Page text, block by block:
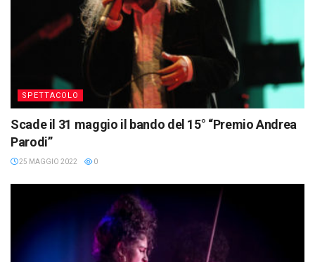
SPETTACOLO
Scade il 31 maggio il bando del 15° “Premio Andrea
Parodi”
25 MAGGIO 2022 0